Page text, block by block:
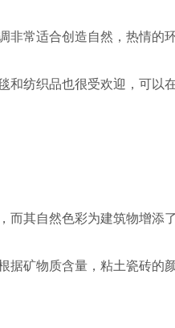
常适合创造自然，热情的
纺织品也很受欢迎，可以
其自然色彩为建筑物增添
矿物质含量，粘土瓷砖的